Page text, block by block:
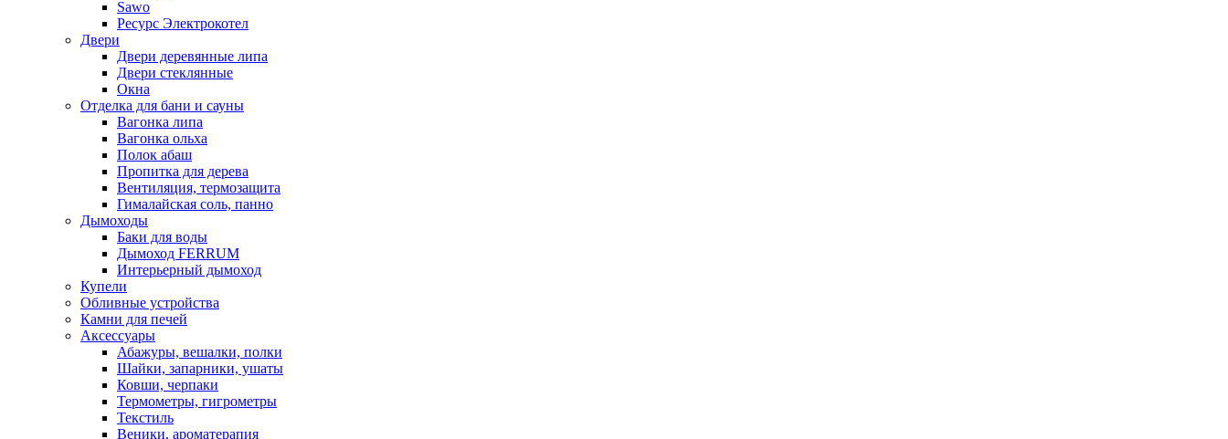
Sawo
Ресурс Электрокотел
Двери
Двери деревянные липа
Двери стеклянные
Окна
Отделка для бани и сауны
Вагонка липа
Вагонка ольха
Полок абаш
Пропитка для дерева
Вентиляция, термозащита
Гималайская соль, панно
Дымоходы
Баки для воды
Дымоход FERRUM
Интерьерный дымоход
Купели
Обливные устройства
Камни для печей
Аксессуары
Абажуры, вешалки, полки
Шайки, запарники, ушаты
Ковши, черпаки
Термометры, гигрометры
Текстиль
Веники, ароматерапия